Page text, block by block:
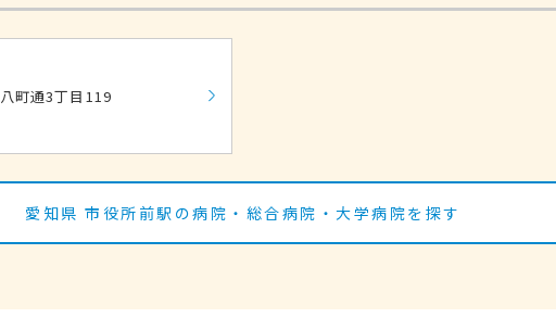
町通3丁目119
愛知県 市役所前駅の病院・総合病院・大学病院を探す